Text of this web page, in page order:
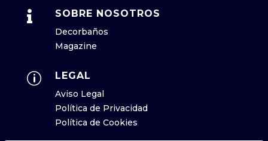
 SOBRE NOSOTROS
Decorbaños
Magazine
p LEGAL
Aviso Legal
Política de Privacidad
Política de Cookies